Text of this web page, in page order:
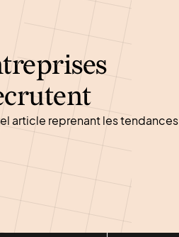
article reprenant les tendances